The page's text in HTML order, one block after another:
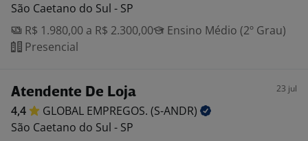
São Caetano do Sul - SP
R$ 1.980,00 a R$ 2.300,00
Ensino Médio (2º Grau)
Presencial
Atendente De Loja 23 jul
4,4 GLOBAL EMPREGOS. (S-ANDR)
São Caetano do Sul - SP